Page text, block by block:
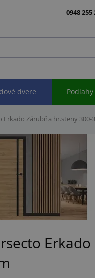
0948 255
dvere Podlahy
Erkado Zárubňa hr.steny 300-